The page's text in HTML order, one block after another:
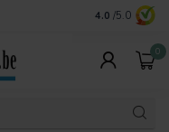
4.0 /5.0
0